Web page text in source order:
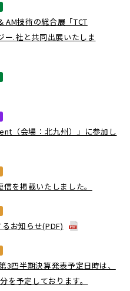
AM技術の総合展「TCT
ー.社と共同出展いたしま
（会場：北九州）」に参加し
を掲載いたしました。
お知らせ(PDF)
3四半期決算発表予定日時は、
を予定しております。